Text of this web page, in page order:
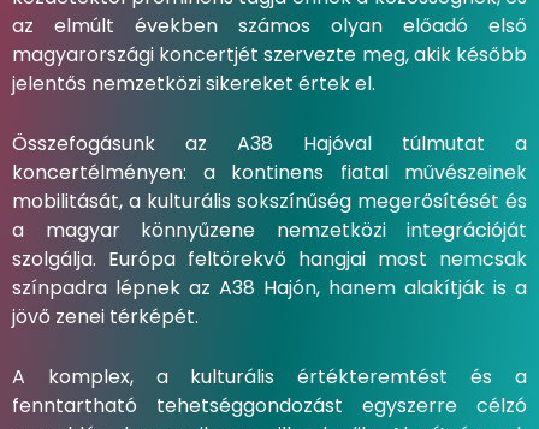
az elmúlt években számos olyan előadó első
magyarországi koncertjét szervezte meg, akik később
jelentős nemzetközi sikereket értek el.
Összefogásunk az A38 Hajóval túlmutat a
koncertélményen: a kontinens fiatal művészeinek
mobilitását, a kulturális sokszínűség megerősítését és
a magyar könnyűzene nemzetközi integrációját
szolgálja. Európa feltörekvő hangjai most nemcsak
színpadra lépnek az A38 Hajón, hanem alakítják is a
jövő zenei térképét.
A komplex, a kulturális értékteremtést és a
fenntartható tehetséggondozást egyszerre célzó